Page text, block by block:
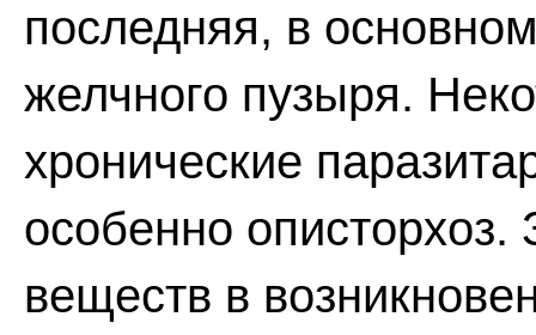
последняя, в
желчного пузыря.
хронические
особенно
веществ в